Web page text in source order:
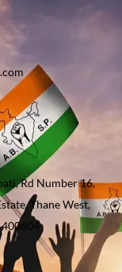
Rd Number 16,
Thane West,